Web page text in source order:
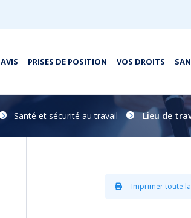
AVIS PRISES DE POSITION VOS DROITS
Santé et sécurité au travail Lieu de
Imprimer toute